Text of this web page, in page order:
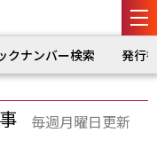
クナンバー検索 発行
毎週月曜日更新